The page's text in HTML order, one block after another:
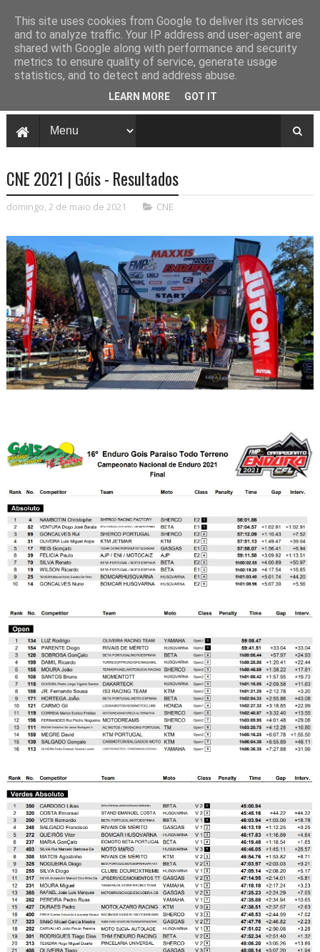
CNE 2021 | Góis - Resultados
domingo, 2 de maio de 2021 CNE
This site uses cookies from Google to deliver its services
and to analyze traffic. Your IP address and user-agent are
shared with Google along with performance and security
metrics to ensure quality of service, generate usage
statistics, and to detect and address abuse.
LEARN MORE GOT IT